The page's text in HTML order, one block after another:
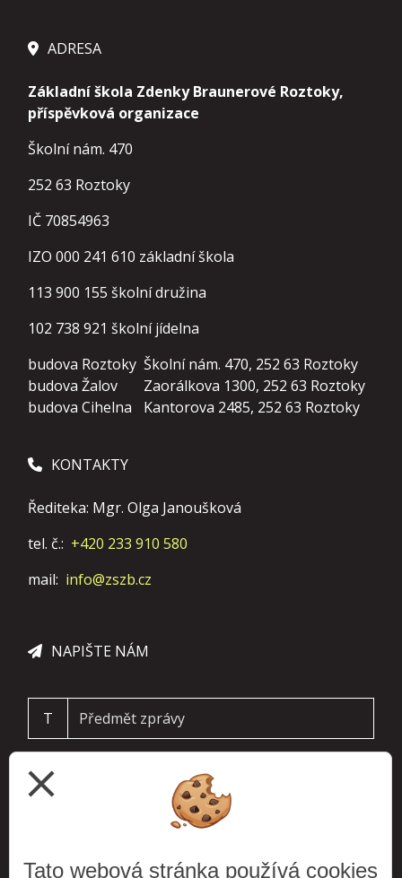
ADRESA
Základní škola Zdenky Braunerové Roztoky,
příspěvková organizace
Školní nám. 470
252 63 Roztoky
IČ 70854963
IZO 000 241 610 základní škola
113 900 155 školní družina
102 738 921 školní jídelna
budova Roztoky Školní nám. 470, 252 63 Roztoky
budova Žalov
Zaorálkova 1300, 252 63 Roztoky
budova Cihelna
Kantorova 2485, 252 63 Roztoky
KONTAKTY
Řediteka: Mgr. Olga Janoušková
tel. č.: +420 233 910 580
mail: info@zszb.cz
NAPIŠTE NÁM
T
close
Tato webová stránka používá cookies